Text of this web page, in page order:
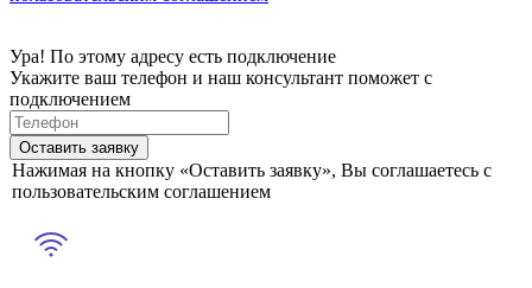
Ура! По этому адресу есть подключение
Укажите ваш телефон и наш консультант поможет с
подключением
Оставить заявку
Нажимая на кнопку «Оставить заявку», Вы соглашаетесь с
пользовательским соглашением